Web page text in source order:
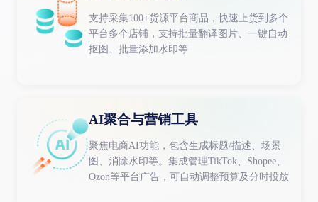
支持采集100+货源平台商品，快速上货到多个
平台多个店铺，支持批量翻译图片、一键自动
抠图、批量添加水印等
AI聚合与营销工具
聚焦电商AI功能，包含生成标题/描述、场景
图、消除水印等。集成管理TikTok、Shopee、
Ozon等平台广告，可自动调整预算及分时投放